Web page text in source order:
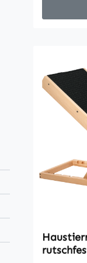
Das
ist ideal
geringen
Mobilität
überall
am
und
Pfoten
leicht,